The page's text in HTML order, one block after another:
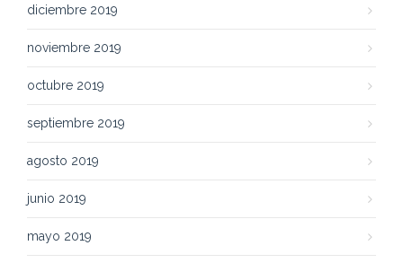
diciembre 2019
noviembre 2019
octubre 2019
septiembre 2019
agosto 2019
junio 2019
mayo 2019